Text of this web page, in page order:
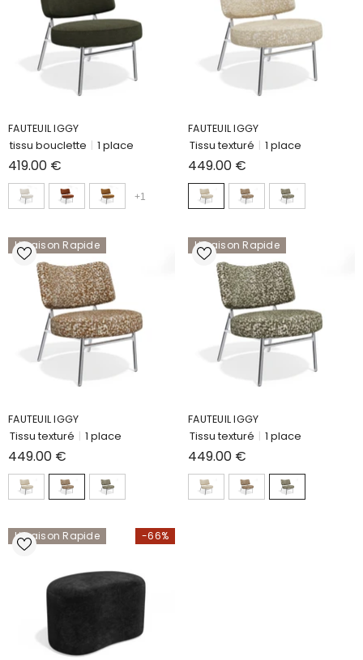
FAUTEUIL IGGY
tissu bouclette | 1 place
419.00 €
+1
FAUTEUIL IGGY
Tissu texturé | 1 place
449.00 €
Livraison Rapide
FAUTEUIL IGGY
Tissu texturé | 1 place
449.00 €
Livraison Rapide
FAUTEUIL IGGY
Tissu texturé | 1 place
449.00 €
-66%
Livraison Rapide